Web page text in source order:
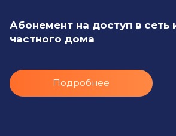
Абонемент на доступ в сеть
частного дома
Подробнее